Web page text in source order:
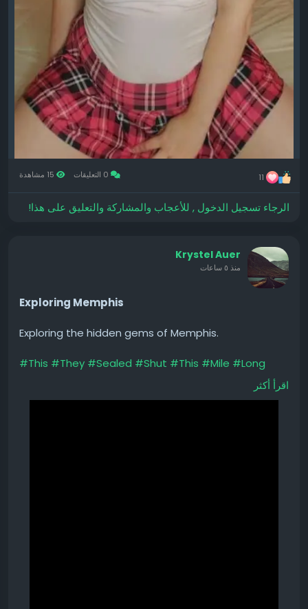
11
الرجاء تسجيل الدخول , للأعجاب والمشاركة والتعليق على هذا!
Krystel Auer
منذ ٥ ساعات
Exploring Memphis
Exploring the hidden gems of Memphis.
#This #They #Sealed #Shut #This #Mile #Long
اقرأ أكثر